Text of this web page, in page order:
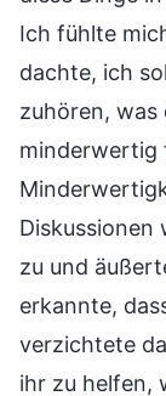
Ich fühlte
dachte, ich
zuhören,
minderwertig
Diskussionen
zu und
erkannte,
verzichtete
ihr zu helfen,